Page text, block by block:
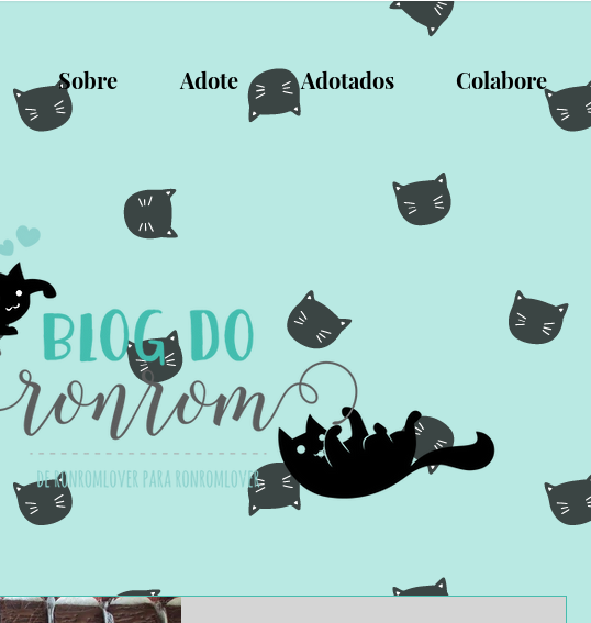
Sobre Adote Adotados Colabore